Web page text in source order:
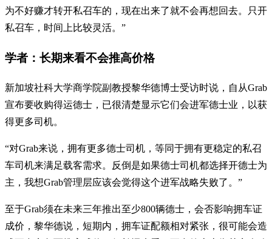
为不好赚才转开私召车的，现在出来了就不会再想回去。只开
私召车，时间上比较灵活。”
学者：长期来看不会推高价格
新加坡社科大学商学院副教授黎华德博士受访时说，自从Grab
宣布要收购得运德士，已很清楚显示它们会进军德士业，以获
得更多司机。
“对Grab来说，拥有更多德士司机，等同于拥有更稳定的私召
车司机来满足载客需求。反倒是如果德士司机都选择开德士为
主，我想Grab管理层应该会觉得这个进军战略失败了。”
至于Grab须在未来三年推出至少800辆德士，会否影响拥车证
成价，黎华德说，短期内，拥车证配额相对紧张，很可能会造